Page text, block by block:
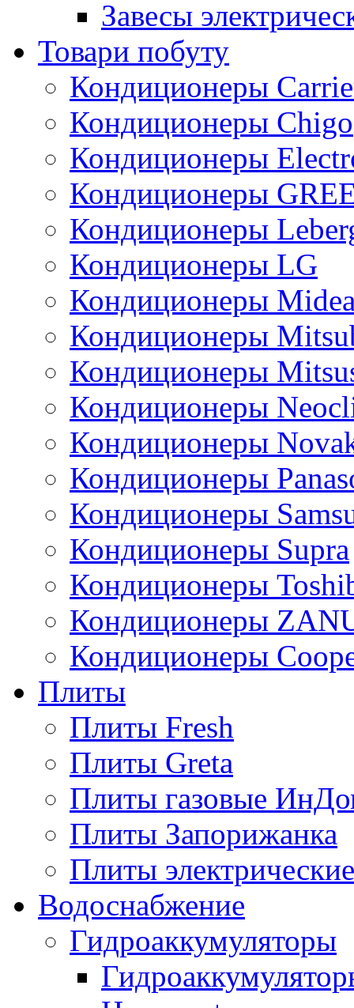
Завесы
Товари побуту
Кондиционеры
Кондиционеры Chigo
Кондиционеры
Кондиционеры
Кондиционеры
Кондиционеры LG
Кондиционеры
Кондиционеры
Кондиционеры
Кондиционеры
Кондиционеры
Кондиционеры
Кондиционеры
Кондиционеры Supra
Кондиционеры
Кондиционеры
Кондиционеры
Плиты
Плиты Fresh
Плиты Greta
Плиты газовые
Плиты Запорижанка
Плиты
Водоснабжение
Гидроаккумуляторы